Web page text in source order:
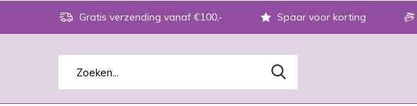
Gratis verzending vanaf €100,- Spaar voor korting